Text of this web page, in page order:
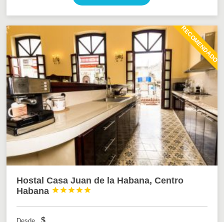
RECOMENDADO
Hostal Casa Juan de la Habana, Centro
Habana




